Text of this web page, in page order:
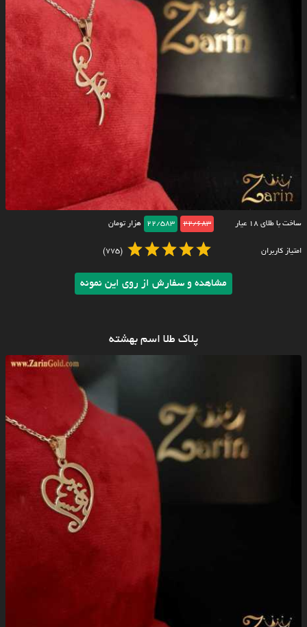
ساخت با طلای ۱۸ عیار 22/683
22/583 هزار تومان
امتیاز کاربران (775)
مشاهده و سفارش از روی این نمونه
پلاک طلا اسم بهشته